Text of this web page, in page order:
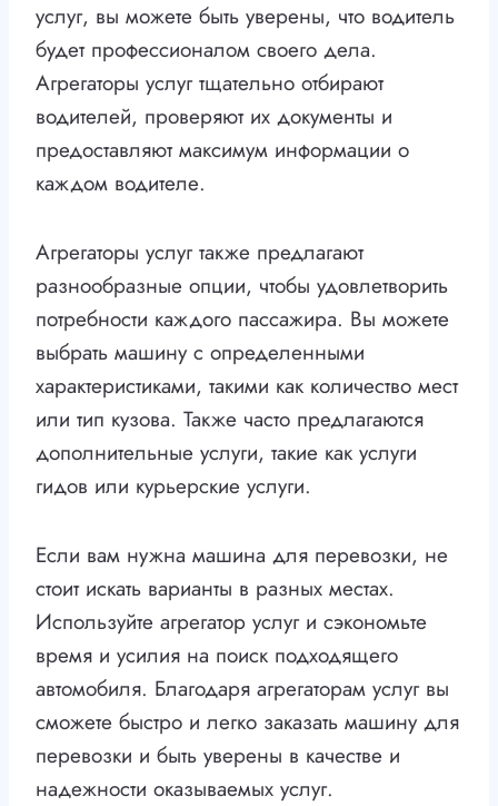
услуг, вы можете быть уверены, что водитель
будет профессионалом своего дела.
Агрегаторы услуг тщательно отбирают
водителей, проверяют их документы и
предоставляют максимум информации о
каждом водителе.
Агрегаторы услуг также предлагают
разнообразные опции, чтобы удовлетворить
потребности каждого пассажира. Вы можете
выбрать машину с определенными
характеристиками, такими как количество мест
или тип кузова. Также часто предлагаются
дополнительные услуги, такие как услуги
гидов или курьерские услуги.
Если вам нужна машина для перевозки, не
стоит искать варианты в разных местах.
Используйте агрегатор услуг и сэкономьте
время и усилия на поиск подходящего
автомобиля. Благодаря агрегаторам услуг вы
сможете быстро и легко заказать машину для
перевозки и быть уверены в качестве и
надежности оказываемых услуг.